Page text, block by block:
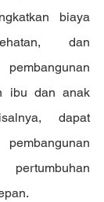
biaya
dan
ibu dan anak
dapat